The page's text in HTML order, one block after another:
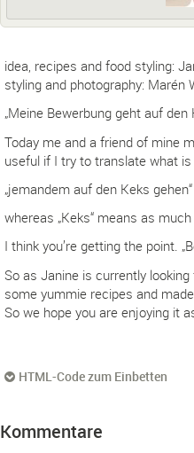
idea, recipes and food styling:
styling and photography: Marén
„Meine Bewerbung geht auf
Today me and a friend of mine
useful if I try to translate what
„jemandem auf den Keks
whereas „Keks“ means as much
I think you’re getting the point.
So as Janine is currently
some yummie recipes and
So we hope you are enjoying it
HTML-Code zum Einbetten
Kommentare